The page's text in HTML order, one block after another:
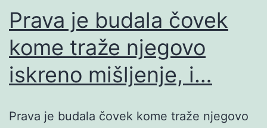
Prava je budala čovek
kome traže njegovo
iskreno mišljenje, i…
Prava je budala čovek kome traže njegovo